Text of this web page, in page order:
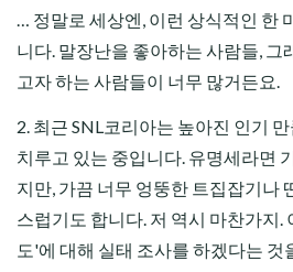
… 정말로 세상엔, 이런 상식적인 한
니다. 말장난을 좋아하는 사람들, 그
고자 하는 사람들이 너무 많거든요.
2. 최근 SNL코리아는 높아진 인기
치루고 있는 중입니다. 유명세라면
지만, 가끔 너무 엉뚱한 트집잡기나
스럽기도 합니다. 저 역시 마찬가지.
도'에 대해 실태 조사를 하겠다는 것